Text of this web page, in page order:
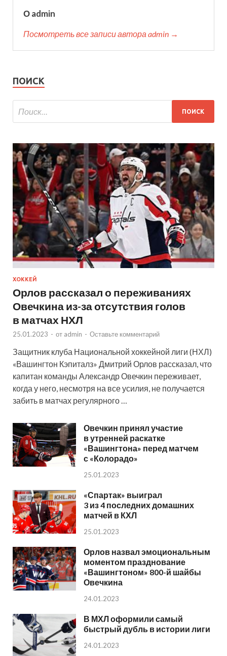
О admin
Посмотреть все записи автора admin →
ПОИСК
ХОККЕЙ
Орлов рассказал о переживаниях
Овечкина из-за отсутствия голов
в матчах НХЛ
25.01.2023 - от admin - Оставьте комментарий
Защитник клуба Национальной хоккейной лиги (НХЛ)
«Вашингтон Кэпиталз» Дмитрий Орлов рассказал, что
капитан команды Александр Овечкин переживает,
когда у него, несмотря на все усилия, не получается
забить в матчах регулярного …
Овечкин принял участие
в утренней раскатке
«Вашингтона» перед матчем
с «Колорадо»
25.01.2023
«Спартак» выиграл
3 из 4 последних домашних
матчей в КХЛ
25.01.2023
Орлов назвал эмоциональным
моментом празднование
«Вашингтоном» 800-й шайбы
Овечкина
24.01.2023
В МХЛ оформили самый
быстрый дубль в истории лиги
24.01.2023